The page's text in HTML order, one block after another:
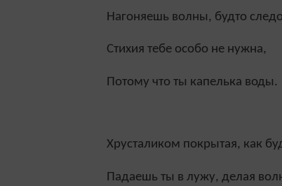
Нагоняешь волны, будто
Стихия тебе особо не нужна,
Потому что ты капелька воды.
Хрусталиком покрытая, как
Падаешь ты в лужу, делая